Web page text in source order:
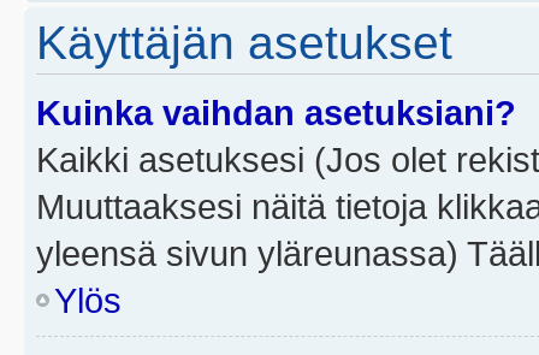
Käyttäjän asetukset
Kuinka vaihdan asetuksiani?
Kaikki asetuksesi (Jos olet
Muuttaaksesi näitä tietoja
yleensä sivun yläreunassa)
Ylös